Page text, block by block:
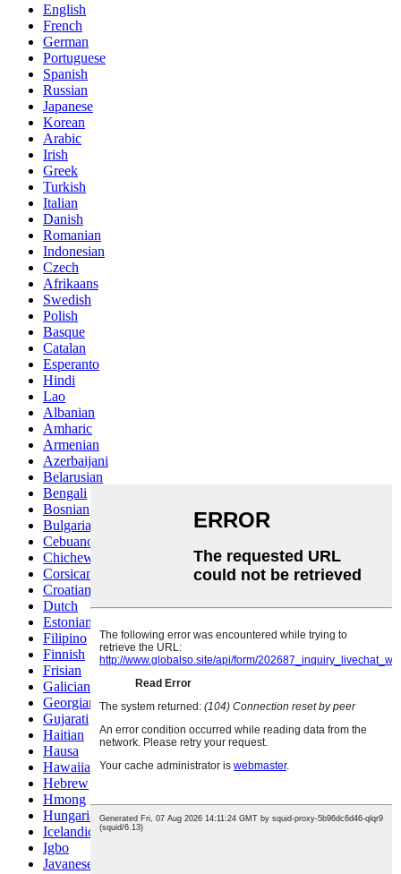
English
French
German
Portuguese
Spanish
Russian
Japanese
Korean
Arabic
Irish
Greek
Turkish
Italian
Danish
Romanian
Indonesian
Czech
Afrikaans
Swedish
Polish
Basque
Catalan
Esperanto
Hindi
Lao
Albanian
Amharic
Armenian
Azerbaijani
Belarusian
Bengali
Bosnian
Bulgarian
Cebuano
Chichewa
Corsican
Croatian
Dutch
Estonian
Filipino
Finnish
Frisian
Galician
Georgian
Gujarati
Haitian
Hausa
Hawaiian
Hebrew
Hmong
Hungarian
Icelandic
Igbo
Javanese